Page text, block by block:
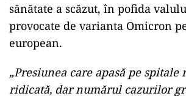
sănătate a scăzut, în pofida
provocate de varianta Omicron
european.
„Presiunea care apasă pe spitale
ridicată, dar numărul cazurilor